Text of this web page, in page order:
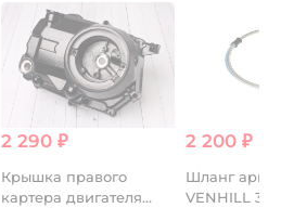
2 290 ₽
Крышка правого
картера двигателя
2 200 ₽
Шланг
VENHILL